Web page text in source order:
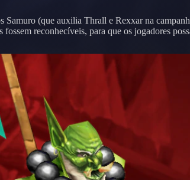
Samuro (que auxilia Thrall e Rexxar na
reconhecíveis, para que os jogadores